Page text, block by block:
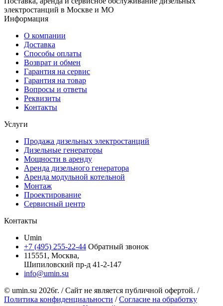
электростанций в Москве и МО
Информация
О компании
Доставка
Способы оплаты
Возврат и обмен
Гарантия на сервис
Гарантия на товар
Вопросы и ответы
Реквизиты
Контакты
Услуги
Продажа дизельных электростанций
Дизельные генераторы
Мощности в аренду
Аренда дизельного генератора
Аренда модульной котельной
Монтаж
Проектирование
Сервисный центр
Контакты
Umin
+7 (495) 255-22-44 Обратный звонок
115551, Москва,
Шипиловский пр-д 41-2-147
info@umin.su
© umin.su 2026г. /Сайт не является публичной офертой. /
Политика конфиденциальности / Согласие на обработку